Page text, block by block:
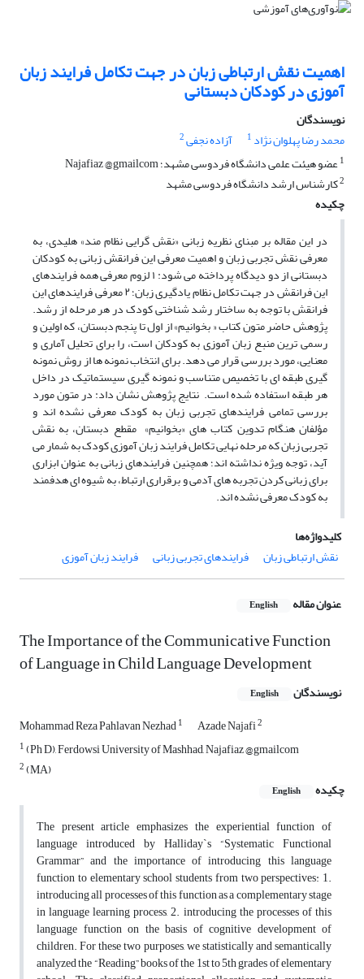
اهمیت نقش ارتباطی زبان در جهت تکامل فرایند زبان
آموزی در کودکان دبستانی
نویسندگان
محمد رضا پهلوان نژاد 1 آزاده نجفی2
1عضو هیئت علمی دانشگاه فردوسی مشهد؛ Najafiaz @gmailcom
2کارشناس ارشد دانشگاه فردوسی مشهد
چکیده
در این مقاله بر مبنای نظریه زبانی «نقش گرایی نظام مند» هلیدی، به
معرفی نقش تجربی زبان و اهمیت معرفی این فرانقش زبانی به کودکان
دبستانی از دو دیدگاه پرداخته می شود: ۱ لزوم معرفی همه فرایندهای
این فرانقش در جهت تکامل نظام یادگیری زبان؛ ۲ معرفی فرایندهای این
فرانقش با توجه به ساختار رشد شناختی کودک در هر مرحله از رشد.
پژوهش حاضر متون کتاب « بخوانیم» از اول تا پنجم دبستان، که اولین و
رسمی ترین منبع زبان آموزی به کودکان است، را برای تحلیل آماری و
معنایی، مورد بررسی قرار می دهد. برای انتخاب نمونه ها از روش نمونه
گیری طبقه ای با تخصیص متناسب و نمونه گیری سیستماتیک در داخل
هر طبقه استفاده شده است. نتایج پژوهش نشان داد: در متون مورد
بررسی تمامی فرایندهای تجربی زبان به کودک معرفی نشده اند و
مؤلفان هنگام تدوین کتاب های «بخوانیم» مقطع دبستان، به نقش
تجربی زبان که مرحله نهایی تکامل فرایند زبان آموزی کودک به شمار می
آید، توجه ویژه نداشته اند؛ همچنین فرایندهای زبانی به عنوان ابزاری
برای زبانی کردن تجربه های آدمی و برقراری ارتباط، به شیوه ای هدفمند
به کودک معرفی نشده اند.
کلیدواژه‌ها
نقش ارتباطی زبان
فرایندهای تجربی زبانی فرایند زبان آموزی
عنوان مقاله English
The Importance of the Communicative Function
of Language in Child Language Development
نویسندگان English
Mohammad Reza Pahlavan Nezhad1 Azade Najafi2
1(Ph D), Ferdowsi University of Mashhad, Najafiaz @gmailcom
2(MA)
چکیده
English
The present article emphasizes the experiential function of
language introduced by Halliday`s “Systematic Functional
Grammar” and the importance of introducing this language
function to elementary school students from two perspectives: 1.
introducing all processes of this function as a complementary stage
in language learning process, 2. introducing the processes of this
language function on the basis of cognitive development of
children. For these two purposes, we statistically and semantically
analyzed the “Reading” books of the 1st to 5th grades of elementary